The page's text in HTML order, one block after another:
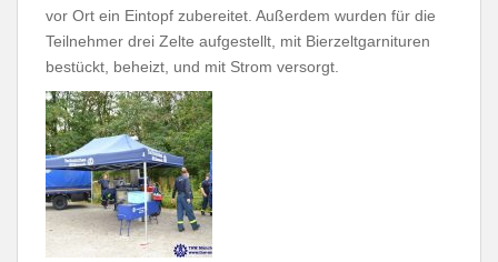
vor Ort ein Eintopf zubereitet. Außerdem wurden für die
Teilnehmer drei Zelte aufgestellt, mit Bierzeltgarnituren
bestückt, beheizt, und mit Strom versorgt.